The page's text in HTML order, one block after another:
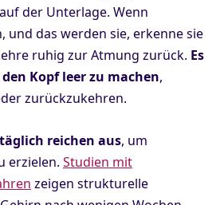
der Unterlage. Wenn
und das werden sie, erkenne sie
ruhig zur Atmung zurück. Es
Kopf leer zu machen,
zurückzukehren.
reichen aus, um
erzielen. Studien mit
zeigen strukturelle